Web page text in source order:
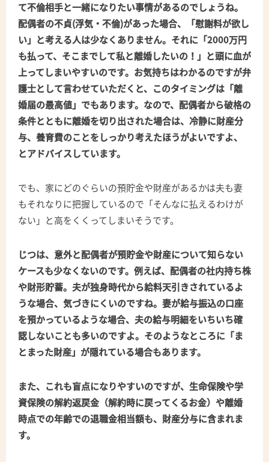
て不倫相手と一緒になりたい事情があるのでしょうね。
配偶者の不貞(浮気・不倫)があった場合、「慰謝料が欲し
い」と考える人は少なくありません。それに「2000万円
も払って、そこまでして私と離婚したいの！」と頭に血が
上ってしまいやすいのです。お気持ちはわかるのですが弁
護士として言わせていただくと、このタイミングは「離
婚届の最高値」でもあります。なので、配偶者から破格の
条件とともに離婚を切り出された場合は、冷静に財産分
与、養育費のことをしっかり考えたほうがよいですよ、
とアドバイスしています。
でも、家にどのぐらいの預貯金や財産があるかは夫も妻
もそれなりに把握しているので「そんなに払えるわけが
ない」と高をくくってしまいそうです。
じつは、意外と配偶者が預貯金や財産について知らない
ケースも少なくないのです。例えば、配偶者の社内持ち株
や財形貯蓄。夫が独身時代から給料天引きされているよ
うな場合、気づきにくいのですね。妻が給与振込の口座
を預かっているような場合、夫の給与明細をいちいち確
認しないことも多いのですよ。そのようなところに「ま
とまった財産」が隠れている場合もあります。
また、これも盲点になりやすいのですが、生命保険や学
資保険の解約返戻金（解約時に戻ってくるお金）や離婚
時点での年齢での退職金相当額も、財産分与に含まれま
す。